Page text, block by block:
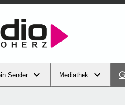
Sender Mediathek